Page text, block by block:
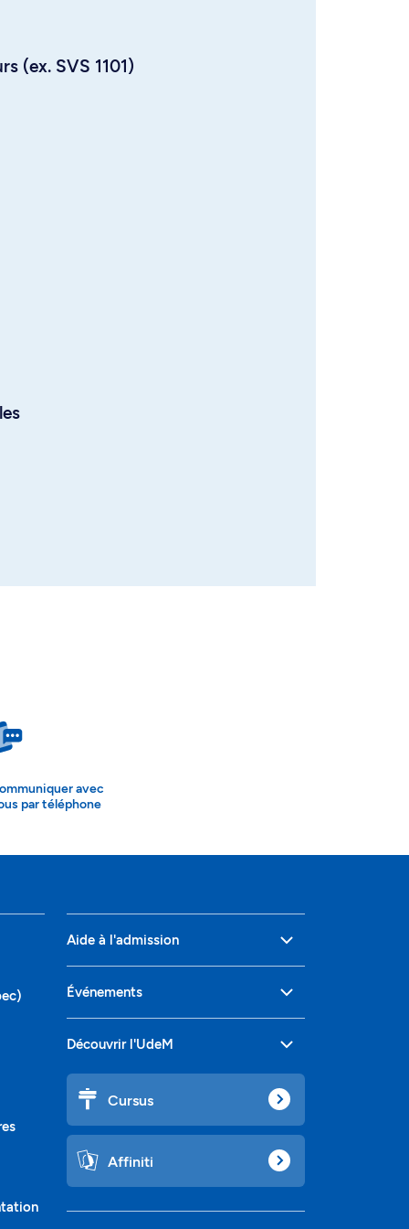
(ex. SVS 1101)
avec
par téléphone
Aide à l'admission
Événements
Découvrir l'UdeM
Cursus
Affiniti